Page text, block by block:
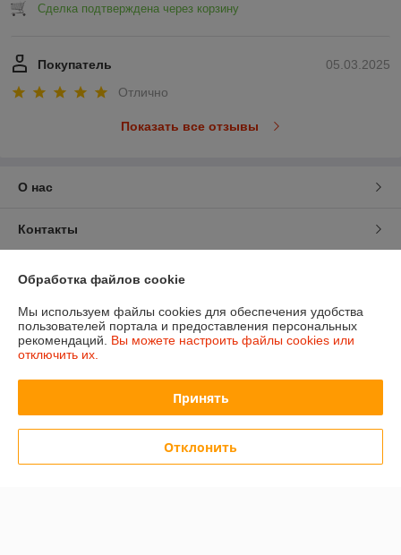
Сделка подтверждена через корзину
05.03.2025
Покупатель
Отлично
Показать все отзывы
О нас
Контакты
График работы
Полная версия сайта
Политика обработки cookies
Обработка файлов cookie
Мы используем файлы cookies для обеспечения удобства
пользователей портала и предоставления персональных
рекомендаций. Вы можете настроить файлы cookies или
отключить их.
Принять
Отклонить